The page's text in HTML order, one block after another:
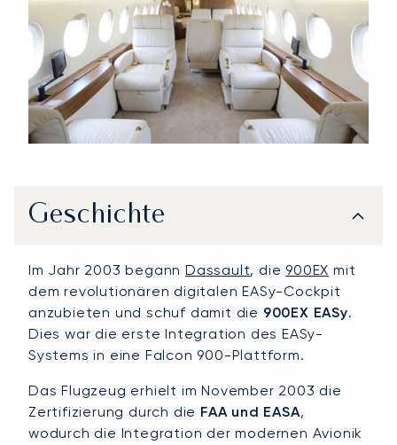
Geschichte
Im Jahr 2003 begannDassault, die 900EX mit
dem revolutionären digitalen EASy-Cockpit
anzubieten und schuf damit die 900EX EASy.
Dies war die erste Integration des EASy-
Systems in eine Falcon 900-Plattform.
Das Flugzeug erhielt im November 2003 die
Zertifizierung durch die FAA und EASA,
wodurch die Integration der modernen Avionik